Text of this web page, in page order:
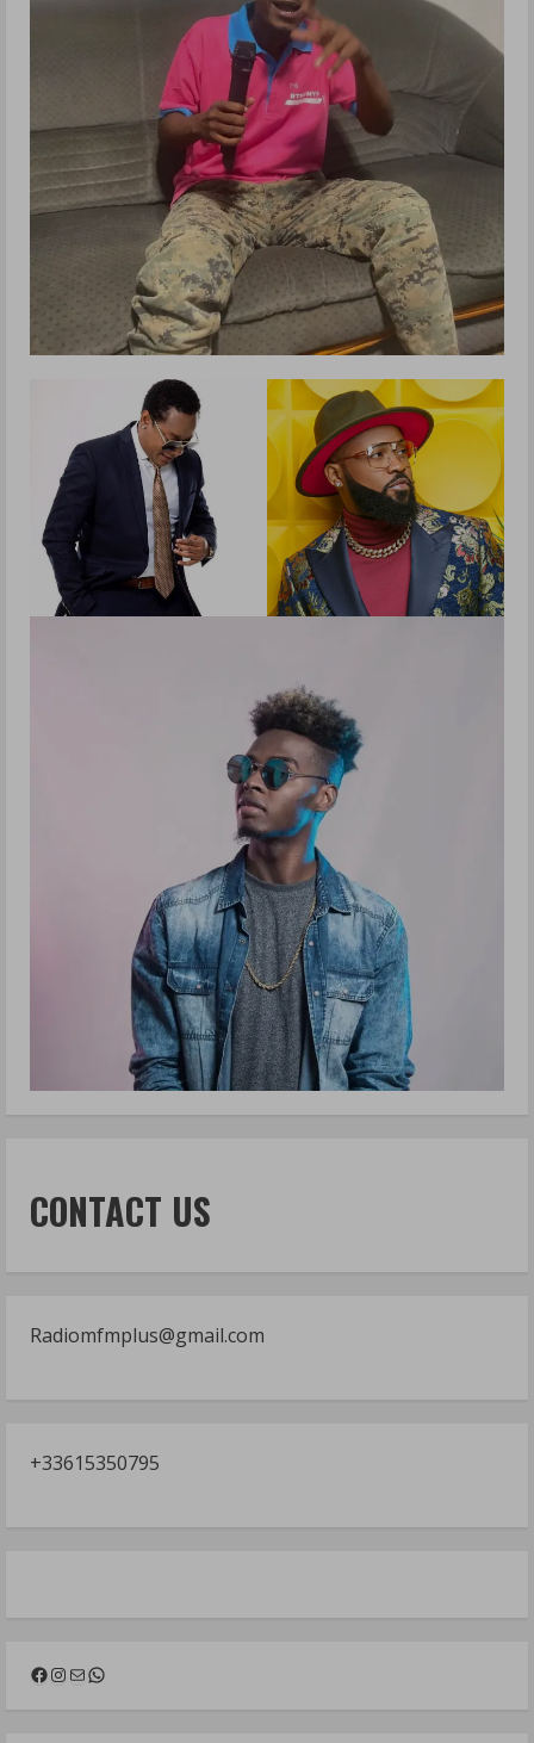
CONTACT US
Radiomfmplus@gmail.com
+33615350795
Facebook
Instagram
MailWhatsApp